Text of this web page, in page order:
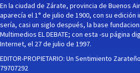
En la ciudad de Zárate, provincia de Buenos
aparecía el 1° de julio de 1900, con su edición
sería, casi un siglo después, la base
Multimedios EL DEBATE; con esta -su página
Internet, el 27 de julio de 1997.
EDITOR-PROPIETARIO: Un Sentimiento
79707292